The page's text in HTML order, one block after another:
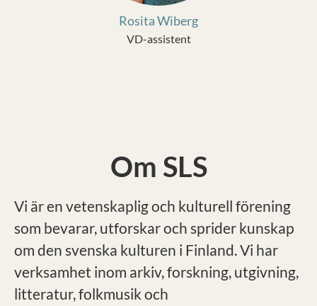
Rosita Wiberg
VD-assistent
Om SLS
Vi är en vetenskaplig och kulturell förening
som bevarar, utforskar och sprider kunskap
om den svenska kulturen i Finland. Vi har
verksamhet inom arkiv, forskning, utgivning,
litteratur, folkmusik och